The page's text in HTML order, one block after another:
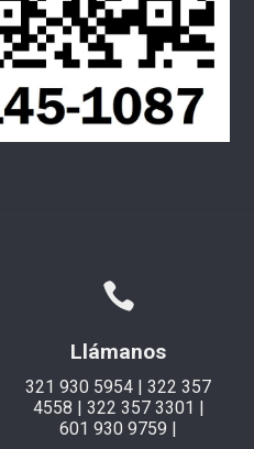
Llámanos
321 930 5954 | 322 357
4558 | 322 357 3301 |
601 930 9759 |